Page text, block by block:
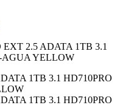
2.5 ADATA 1TB 3.1
AGUA YELLOW